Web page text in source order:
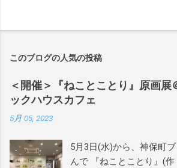
このブログの人気の投稿
＜開催＞『ねことことり』原画展
ックハウスカフェ
5月 05, 2023
5月3日(水)から、神保町
んで 『ねことことり』(